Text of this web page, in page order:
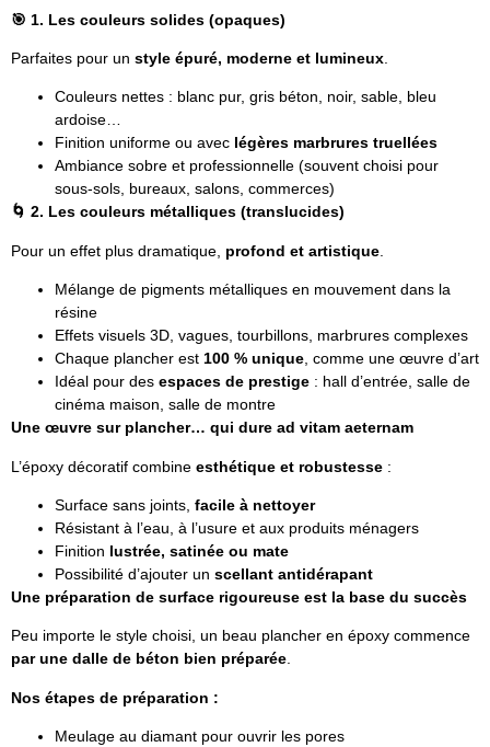
🎯 1. Les couleurs solides (opaques)
Parfaites pour un style épuré, moderne et lumineux
Couleurs nettes : blanc pur, gris béton, noir, sable, bleu
ardoise…
Finition uniforme ou avec légères marbrures truellées
Ambiance sobre et professionnelle (souvent choisi pour
sous-sols, bureaux, salons, commerces)
🌀 2. Les couleurs métalliques (translucides)
Pour un effet plus dramatique, profond et artistique
Mélange de pigments métalliques en mouvement dans la
résine
Effets visuels 3D, vagues, tourbillons, marbrures complexes
Chaque plancher est 100 % unique , comme une œuvre d’art
Idéal pour des espaces de prestige : hall d’entrée, salle de
cinéma maison, salle de montre
Une œuvre sur plancher… qui dure ad vitam aeternam
L’époxy décoratif combine esthétique et robustesse :
Surface sans joints, facile à nettoyer
Résistant à l’eau, à l’usure et aux produits ménagers
Finition lustrée, satinée ou mate
Possibilité d’ajouter un scellant antidérapant
Une préparation de surface rigoureuse est la base du succès
Peu importe le style choisi, un beau plancher en époxy commence
par une dalle de béton bien préparée.
Nos étapes de préparation :
Meulage au diamant pour ouvrir les pores